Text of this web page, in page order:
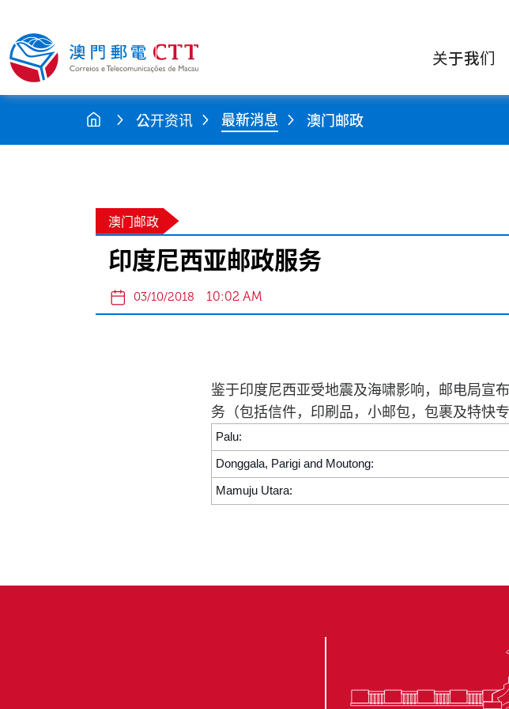
关于我们
公开资讯 最新消息 澳门邮政
澳门邮政
印度尼西亚邮政服务
03/10/2018 10:02 AM
鉴于印度尼西亚受地震及海啸影响 ， 邮电局宣布
务（包括信件， 印刷品 ，小邮包，包裹及特快
Palu:
Donggala, Parigi and Moutong:
Mamuju Utara: